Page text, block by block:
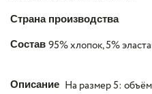
Страна производства
Состав 95% хлопок, 5%
Описание На размер 5: